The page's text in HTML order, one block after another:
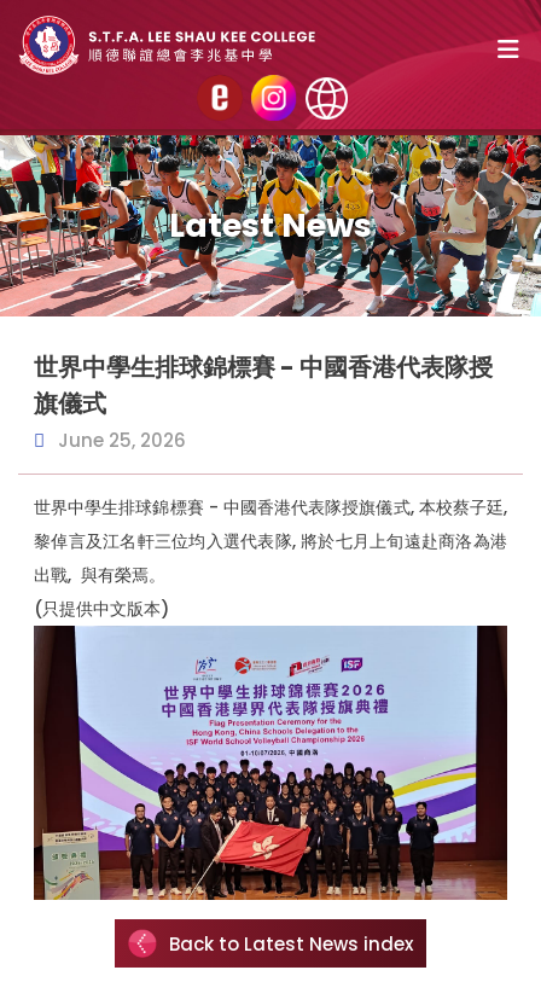
Latest News
世界中學生排球錦標賽 - 中國香港代表隊授
旗儀式
June 25, 2026
世界中學生排球錦標賽 - 中國香港代表隊授旗儀式, 本校蔡子廷,
黎倬言及江名軒三位均入選代表隊, 將於七月上旬遠赴商洛為港
出戰, 與有榮焉。
(只提供中文版本)
Back to Latest News index